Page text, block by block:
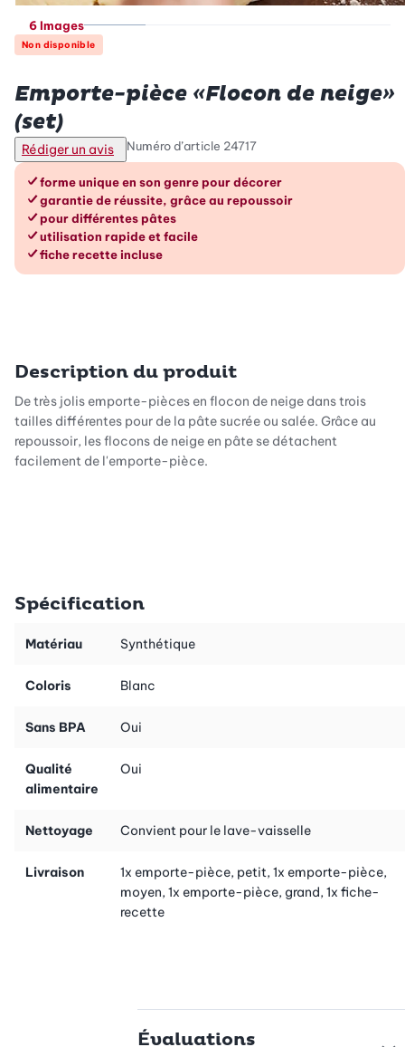
6 Images
Non disponible
Emporte-pièce «Flocon de neige»
(set)
Rédiger un avis Numéro d’article 24717
Les avantages en un coup d’œil
forme unique en son genre pour décorer
garantie de réussite, grâce au repoussoir
pour différentes pâtes
utilisation rapide et facile
fiche recette incluse
Description du produit
De très jolis emporte-pièces en flocon de neige dans trois
tailles différentes pour de la pâte sucrée ou salée. Grâce au
repoussoir, les flocons de neige en pâte se détachent
facilement de l'emporte-pièce.
Spécification
Matériau Synthétique
Coloris Blanc
Sans BPA Oui
Qualité
alimentaire
Oui
Nettoyage Convient pour le lave-vaisselle
Livraison
1x emporte-pièce, petit, 1x emporte-pièce,
moyen, 1x emporte-pièce, grand, 1x fiche-
recette
Évaluations